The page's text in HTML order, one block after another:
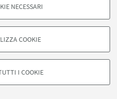
comportamento sul sito, per analisi
NECESSARI
COOKIE
I COOKIE
STUDIORUM - Università di
Note legali-Impostazioni Cookie